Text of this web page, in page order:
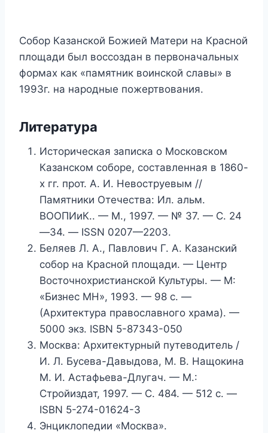
Собор Казанской Божией Матери на Красной
площади был воссоздан в первоначальных
формах как «памятник воинской славы» в
1993г. на народные пожертвования.
Литература
Историческая записка о Московском
Казанском соборе, составленная в 1860-
х гг. прот. А. И. Невоструевым //
Памятники Отечества: Ил. альм.
ВООПИиК.. — М., 1997. — № 37. — С. 24
—34. — ISSN 0207—2203.
Беляев Л. А., Павлович Г. А. Казанский
собор на Красной площади. — Центр
Восточнохристианской Культуры. — М:
«Бизнес МН», 1993. — 98 с. —
(Архитектура православного храма). —
5000 экз. ISBN 5-87343-050
Москва: Архитектурный путеводитель /
И. Л. Бусева-Давыдова, М. В. Нащокина
М. И. Астафьева-Длугач. — М.:
Стройиздат, 1997. — С. 484. — 512 с. —
ISBN 5-274-01624-3
Энциклопедии «Москва».